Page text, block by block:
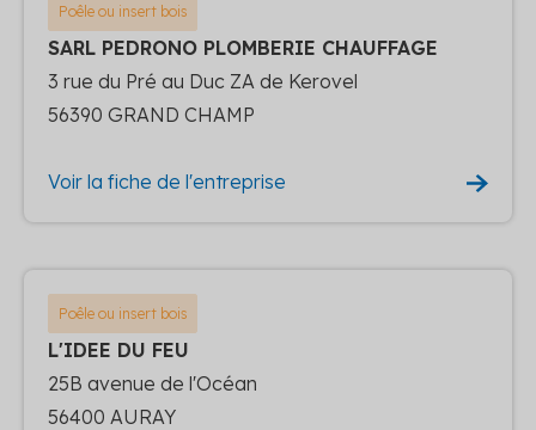
Poêle ou insert bois
SARL PEDRONO PLOMBERIE CHAUFFAGE
3 rue du Pré au Duc ZA de Kerovel
56390 GRAND CHAMP
Voir la fiche de l'entreprise
Poêle ou insert bois
L'IDEE DU FEU
25B avenue de l'Océan
56400 AURAY